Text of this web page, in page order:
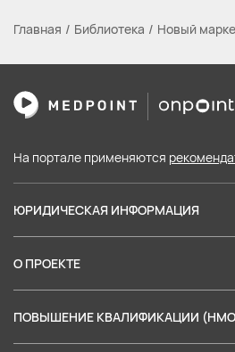
Главная Библиотека Новый
На портале применяются
ЮРИДИЧЕСКАЯ ИНФОРМАЦИЯ
Политика в отношении обработки
О ПРОЕКТЕ
ПОВЫШЕНИЕ КВАЛИФИКАЦИИ